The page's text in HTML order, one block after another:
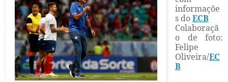
informaçõe
s doECB
Colaboraçã
o de foto:
Felipe
Oliveira/EC
B